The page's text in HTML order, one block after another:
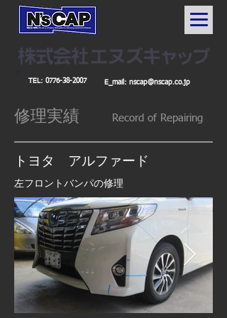
TEL: 0776-38-2007 E_mail: nscap@nscap.co.jp
修理実績 Record of Repairing
トヨタ アルファード
左フロントバンパの修理